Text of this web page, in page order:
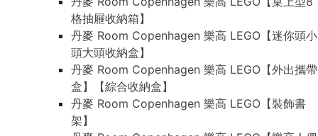
格抽屜收納箱】
丹麥 Room Copenhagen 樂高 LEGO【迷你頭小
頭大頭收納盒】
丹麥 Room Copenhagen 樂高 LEGO【外出攜帶
盒】【綜合收納盒】
丹麥 Room Copenhagen 樂高 LEGO【裝飾書
架】